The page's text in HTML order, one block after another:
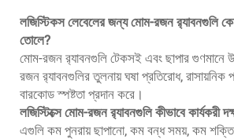
লজিস্টিকস লেবেলের জন্য মোম-রজন র‍্যাবনগুলি
তোলে?
মোম-রজন র‍্যাবনগুলি টেকসই এবং ছাপার গুণমানে
রজন র‍্যাবনগুলির তুলনায় ঘষা প্রতিরোধ,
বারকোড স্পষ্টতা প্রদান করে।
লজিস্টিক্সে মোম-রজন র‍্যাবনগুলি কীভাবে কার্যকরী
এগুলি কম পুনরায় ছাপানো, কম বন্ধ সময়, কম